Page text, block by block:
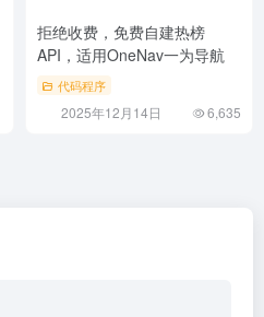
拒绝收费，免费自建热榜
API，适用OneNav一为导航
代码程序
2025年12月14日 6,635